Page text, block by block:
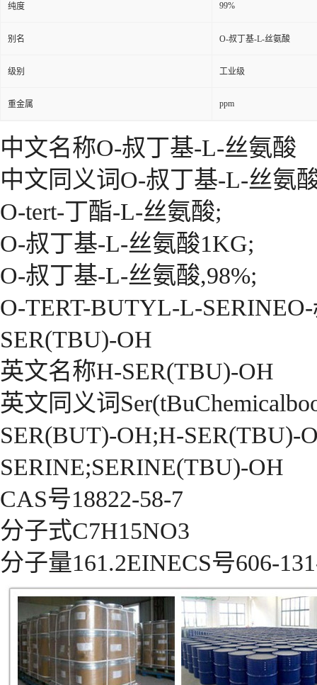
纯度 99%
别名 O-叔丁基-L-丝氨酸
级别 工业级
重金属 ppm
中文名称O-叔丁基-L-丝氨酸
中文同义词O-叔丁基-L-丝氨
O-tert-丁酯-L-丝氨酸;
O-叔丁基-L-丝氨酸1KG;
O-叔丁基-L-丝氨酸,98%;
O-TERT-BUTYL-L-
SER(TBU)-OH
英文名称H-SER(TBU)-OH
英文同义词
SER(BUT)-OH;H-
SERINE;SERINE(TBU)-OH
CAS号18822-58-7
分子式C7H15NO3
分子量161.2EINECS号606-